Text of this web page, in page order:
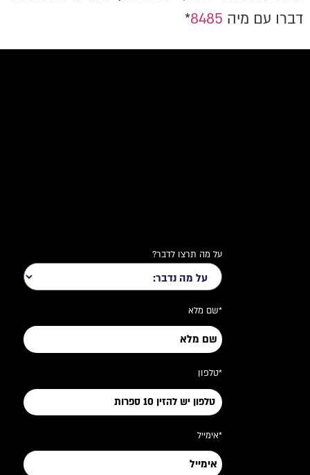
דברו עם מיה 8485
*
על מה תרצו לדבר?
*שם מלא
*טלפון
*אימייל